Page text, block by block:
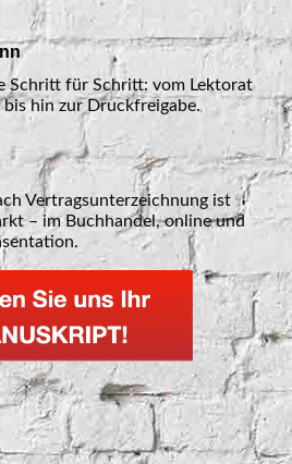
Schritt für Schritt: vom Lektorat
bis hin zur Druckfreigabe.
Vertragsunterzeichnung ist
– im Buchhandel, online und